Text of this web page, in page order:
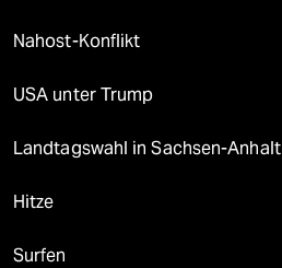
Nahost-Konflikt
USA unter Trump
Landtagswahl in Sachsen-Anhalt
Hitze
Surfen